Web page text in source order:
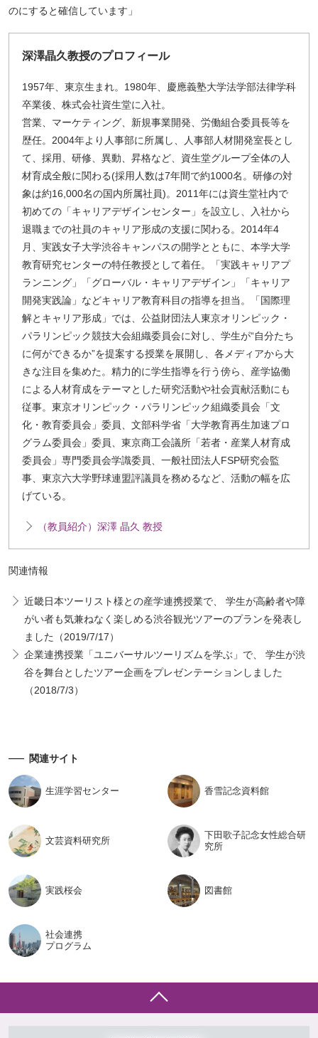
のにすると確信しています」
深澤晶久教授のプロフィール
1957年、東京生まれ。1980年、慶應義塾大学法学部法律学科
卒業後、株式会社資生堂に入社。
営業、マーケティング、新規事業開発、労働組合委員長等を
歴任。2004年より人事部に所属し、人事部人材開発室長とし
て、採用、研修、異動、昇格など、資生堂グループ全体の人
材育成全般に関わる(採用人数は7年間で約1000名。研修の対
象は約16,000名の国内所属社員)。2011年には資生堂社内で
初めての「キャリアデザインセンター」を設立し、入社から
退職までの社員のキャリア形成の支援に関わる。2014年4
月、実践女子大学渋谷キャンパスの開学とともに、本学大学
教育研究センターの特任教授として着任。「実践キャリアプ
ランニング」「グローバル・キャリアデザイン」「キャリア
開発実践論」などキャリア教育科目の指導を担当。「国際理
解とキャリア形成」では、公益財団法人東京オリンピック・
パラリンピック競技大会組織委員会に対し、学生が“自分たち
に何ができるか”を提案する授業を展開し、各メディアから大
きな注目を集めた。精力的に学生指導を行う傍ら、産学協働
による人材育成をテーマとした研究活動や社会貢献活動にも
従事。東京オリンピック・パラリンピック組織委員会「文
化・教育委員会」委員、文部科学省「大学教育再生加速プロ
グラム委員会」委員、東京商工会議所「若者・産業人材育成
委員会」専門委員会学識委員、一般社団法人FSP研究会監
事、東京六大学野球連盟評議員を務めるなど、活動の幅を広
げている。
（教員紹介）深澤 晶久 教授
関連情報
近畿日本ツーリスト様との産学連携授業で、 学生が高齢者や障
がい者も気兼ねなく楽しめる渋谷観光ツアーのプランを発表し
ました（2019/7/17）
企業連携授業「ユニバーサルツーリズムを学ぶ」で、 学生が渋
谷を舞台としたツアー企画をプレゼンテーションしました
（2018/7/3）
関連サイト
生涯学習センター 香雪記念資料館
文芸資料研究所
下田歌子記念女性総合研
究所
実践桜会 図書館
社会連携
プログラム